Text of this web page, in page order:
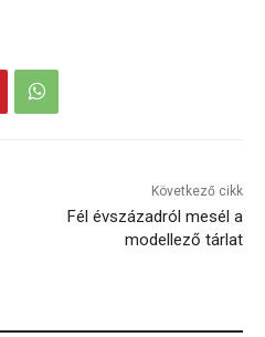
Következő cikk
Fél évszázadról mesél a
modellező tárlat